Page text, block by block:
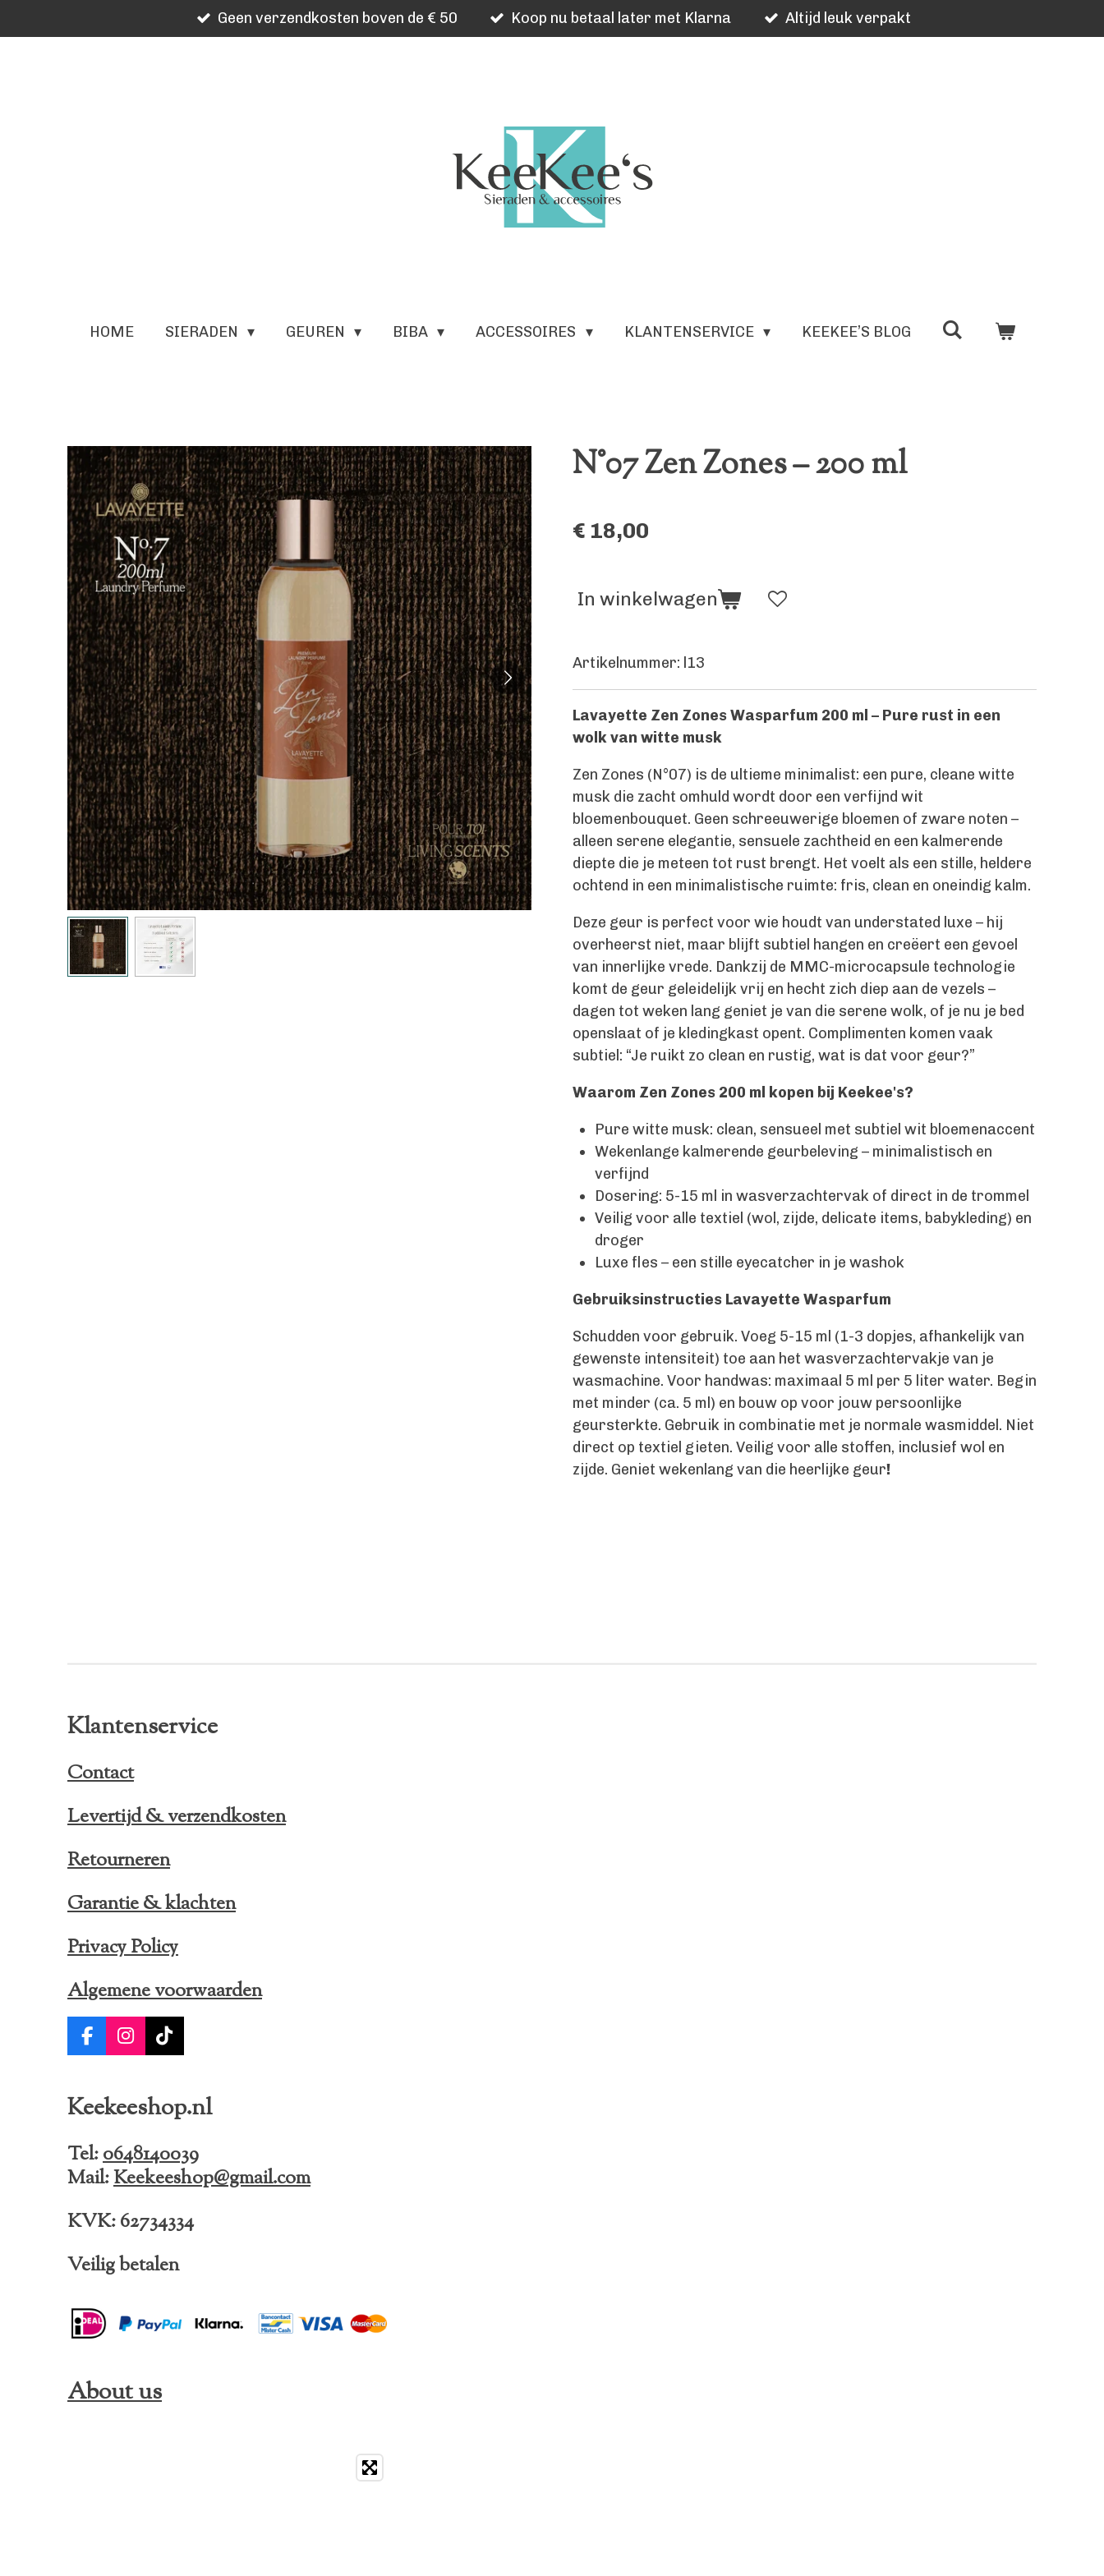
direct
Geen verzendkosten boven de € 50 Koop nu betaal later met Klarna Altijd leuk verpakt
HOME SIERADEN GEUREN BIBA ACCESSOIRES KLANTENSERVICE KEEKEE’S BLOG
N°07 Zen Zones – 200 ml
€ 18,00
In winkelwagen
Artikelnummer: l13
Lavayette Zen Zones Wasparfum 200 ml – Pure rust in een
wolk van witte musk
Zen Zones (N°07) is de ultieme minimalist: een pure, cleane witte
musk die zacht omhuld wordt door een verfijnd wit
bloemenbouquet. Geen schreeuwerige bloemen of zware noten –
alleen serene elegantie, sensuele zachtheid en een kalmerende
diepte die je meteen tot rust brengt. Het voelt als een stille, heldere
ochtend in een minimalistische ruimte: fris, clean en oneindig kalm.
Deze geur is perfect voor wie houdt van understated luxe – hij
overheerst niet, maar blijft subtiel hangen en creëert een gevoel
van innerlijke vrede. Dankzij de MMC-microcapsule technologie
komt de geur geleidelijk vrij en hecht zich diep aan de vezels –
dagen tot weken lang geniet je van die serene wolk, of je nu je bed
openslaat of je kledingkast opent. Complimenten komen vaak
subtiel: “Je ruikt zo clean en rustig, wat is dat voor geur?”
Waarom Zen Zones 200 ml kopen bij Keekee's?
Pure witte musk: clean, sensueel met subtiel wit bloemenaccent
Wekenlange kalmerende geurbeleving – minimalistisch en
verfijnd
Dosering: 5-15 ml in wasverzachtervak of direct in de trommel
Veilig voor alle textiel (wol, zijde, delicate items, babykleding) en
droger
Luxe fles – een stille eyecatcher in je washok
Gebruiksinstructies Lavayette Wasparfum
Schudden voor gebruik. Voeg 5-15 ml (1-3 dopjes, afhankelijk van
gewenste intensiteit) toe aan het wasverzachtervakje van je
wasmachine. Voor handwas: maximaal 5 ml per 5 liter water. Begin
met minder (ca. 5 ml) en bouw op voor jouw persoonlijke
geursterkte. Gebruik in combinatie met je normale wasmiddel. Niet
direct op textiel gieten. Veilig voor alle stoffen, inclusief wol en
zijde. Geniet wekenlang van die heerlijke geur!
Klantenservice
Contact
Levertijd & verzendkosten
Retourneren
Garantie & klachten
Privacy Policy
Algemene voorwaarden
F
a
b
o
k
I
n
a
r
a
m
T
i
o
Keekeeshop.nl
Tel:0648140039
Mail:Keekeeshop@gmail.com
KVK: 62734334
Veilig betalen
About us